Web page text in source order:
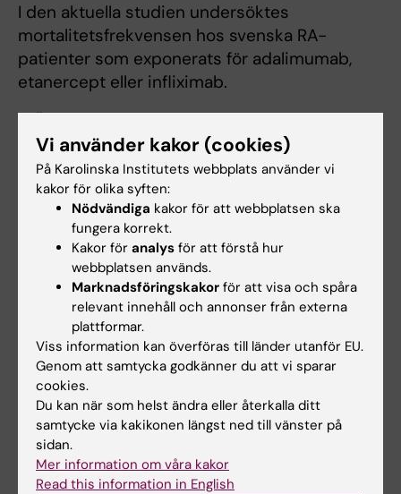
I den aktuella studien undersöktes
mortalitetsfrekvensen hos svenska RA-
patienter som exponerats för adalimumab,
etanercept eller infliximab.
säkerställd skillnad i mortalitet mellan de tre
biologiska läkemedelsen krävs ytterligare
studier för att fastställa om det också gäller
bland vissa subgrupper av patienter med RA,
sammanfattar Julia Fridman Simard.
Publikation
Mortality rates in patients with rheumatoid
arthritis treated with tumor necrosis factor
inhibitors: drug-specific comparisons in the
Swedish Biologics Register.
Simard J, Neovius M, Askling J,
Arthritis Rheum. 2012 Nov;64(11):3502-10
Vi använder kakor (cookies)
På Karolinska Institutets webbplats använder vi
kakor för olika syften:
Nödvändiga kakor för att webbplatsen ska
fungera korrekt.
Kakor för analys för att förstå hur
webbplatsen används.
Marknadsföringskakor för att visa och spåra
relevant innehåll och annonser från externa
plattformar.
Viss information kan överföras till länder utanför EU.
Genom att samtycka godkänner du att vi sparar
cookies.
Du kan när som helst ändra eller återkalla ditt
samtycke via kakikonen längst ned till vänster på
sidan.
Mer information om våra kakor
Read this information in English